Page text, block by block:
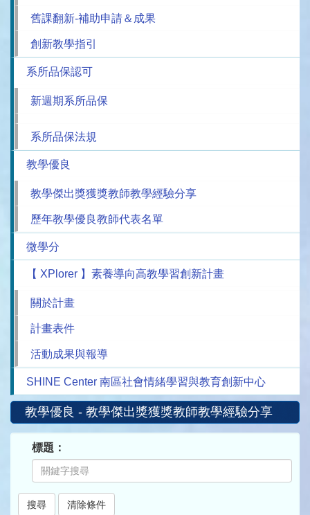
舊課翻新-補助申請＆成果
創新教學指引
系所品保認可
新週期系所品保
系所品保法規
教學優良
教學傑出獎獲獎教師教學經驗分享
歷年教學優良教師代表名單
微學分
【 XPlorer 】素養導向高教學習創新計畫
關於計畫
計畫表件
活動成果與報導
SHINE Center 南區社會情緒學習與教育創新中心
教學優良 - 教學傑出獎獲獎教師教學經驗分享
標題：